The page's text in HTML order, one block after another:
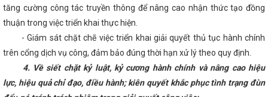
tiền mặt
Kỳ họp thứ 34, HĐND tỉnh: Đại biểu chất vấn về
Quyết tâm tạo đột phá, đưa Hà Tĩnh phát triển nhanh và bền vững
Quan tâm hoàn thiện cơ sở hạ tầng tại các Cụm công nghiệp trên
trung tháo gỡ vướng mắc, đẩy mạnh thực hiện Đề án 06 ở Hà Tĩnh
Tân cảng Sài Gòn về duy trì tuyến hàng container qua cảng Vũng
CỐ HÓA CHẤT NĂM 2025 TẠI CHI NHÁNH CÔNG NGHIỆP HÓA CHẤT
Thương ban hành Chỉ thị về việc tiếp tục tăng cường công tác quản
kiểm soát đặc biệt và các hóa chất nguy hiểm khác trong lĩnh vực
tăng cường công tác truyền thông để nâng cao nhận thức tạo đồng
thuận trong việc triển khai thực hiện.
- Giám sát chặt chẽ việc triển khai giải quyết thủ tục hành chính
trên cổng dịch vụ công, đảm bảo đúng thời hạn xử lý theo quy định.
4. Về siết chặt kỷ luật, kỷ cương hành chính và nâng cao hiệu
lực, hiệu quả chỉ đạo, điều hành; kiên quyết khắc phục tình trạng đùn